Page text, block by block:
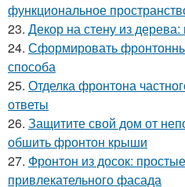
функциональное
23. Декор на стену из
24. Сформировать
способа
25. Отделка фронтона
ответы
26. Защитите свой дом от
обшить фронтон крыши
27. Фронтон из досок:
привлекательного фасада